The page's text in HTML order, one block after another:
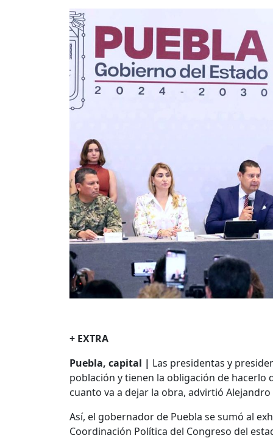
+ EXTRA
Puebla, capital | Las presidentas y
población y tienen la obligación de hacerlo
cuanto va a dejar la obra, advirtió
Así, el gobernador de Puebla se sumó al
Coordinación Política del Congreso del